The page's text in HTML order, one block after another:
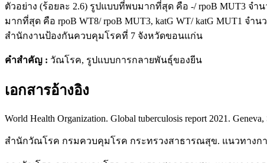
ตัวอย่าง (ร้อยละ 2.6) รูปแบบที่พบมากที่สุด คือ -/ rpoB MUT3 จ
มากที่สุด คือ rpoB WT8/ rpoB MUT3, katG WT/ katG MUT1
สำนักงานป้องกันควบคุมโรคที่ 7 จังหวัดขอนแก่น
คำสำคัญ : วัณโรค, รูปแบบการกลายพันธุ์ของยีน
เอกสารอ้างอิง
World Health Organization. Global tuberculosis report 2021.
สำนักวัณโรค กรมควบคุมโรค กระทรวงสาธารณสุข. แนวทางก